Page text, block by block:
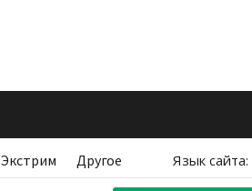
Экстрим Другое Язык сайта: